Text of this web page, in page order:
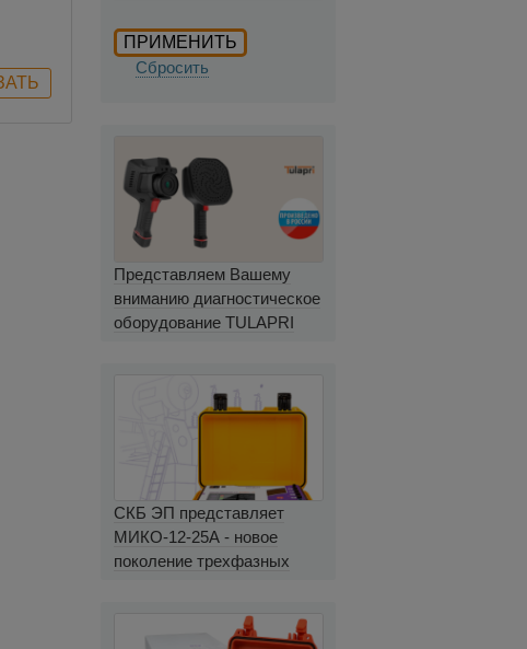
Сбросить
Представляем Вашему
вниманию диагностическое
оборудование TULAPRI
СКБ ЭП представляет
МИКО-12-25А - новое
поколение трехфазных